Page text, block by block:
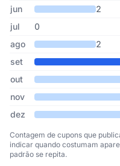
jun
2
jul
0
ago
2
set
out
nov
dez
Contagem de cupons que
indicar quando costumam
padrão se repita.